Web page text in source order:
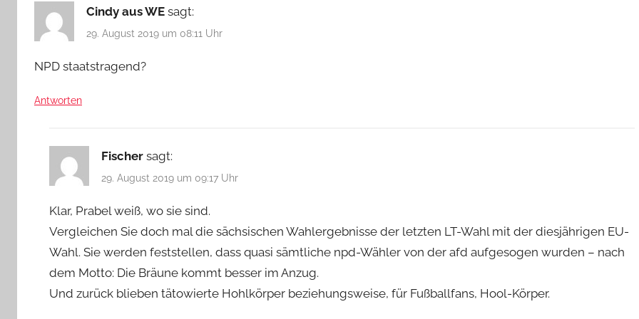
Cindy aus WE sagt:
29. August 2019 um 08:11 Uhr
NPD staatstragend?
Antworten
Fischer sagt:
29. August 2019 um 09:17 Uhr
Klar, Prabel weiß, wo sie sind.
Vergleichen Sie doch mal die sächsischen Wahlergebnisse der letzten LT-Wahl mit der diesjährigen EU-
Wahl. Sie werden feststellen, dass quasi sämtliche npd-Wähler von der afd aufgesogen wurden – nach
dem Motto: Die Bräune kommt besser im Anzug.
Und zurück blieben tätowierte Hohlkörper beziehungsweise, für Fußballfans, Hool-Körper.